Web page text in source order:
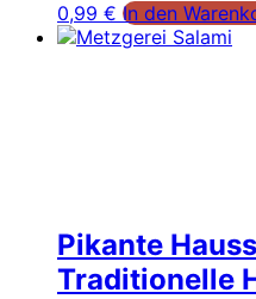
0,99 € In den
Pikante
Traditionelle